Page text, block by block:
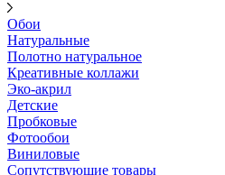
Обои
Натуральные
Полотно натуральное
Креативные коллажи
Эко-акрил
Детские
Пробковые
Фотообои
Виниловые
Сопутствующие товары